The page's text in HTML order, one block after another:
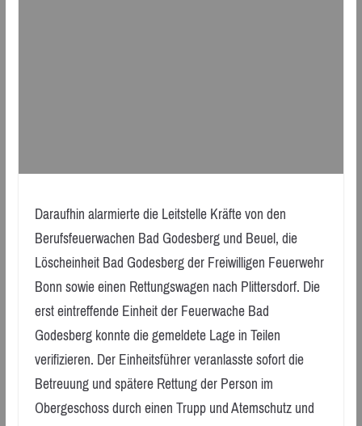
Daraufhin alarmierte die Leitstelle Kräfte von den
Berufsfeuerwachen Bad Godesberg und Beuel, die
Löscheinheit Bad Godesberg der Freiwilligen Feuerwehr
Bonn sowie einen Rettungswagen nach Plittersdorf. Die
erst eintreffende Einheit der Feuerwache Bad
Godesberg konnte die gemeldete Lage in Teilen
verifizieren. Der Einheitsführer veranlasste sofort die
Betreuung und spätere Rettung der Person im
Obergeschoss durch einen Trupp und Atemschutz und